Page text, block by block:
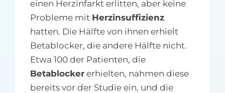
einen Herzinfarkt erlitten, aber keine
Probleme mit Herzinsuffizienz
hatten. Die Hälfte von ihnen erhielt
Betablocker, die andere Hälfte nicht.
Etwa 100 der Patienten, die
Betablockererhielten, nahmen diese
bereits vor der Studie ein, und die